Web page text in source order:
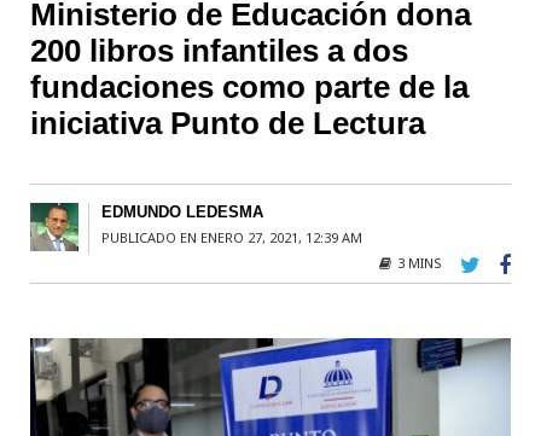
Ministerio de Educación dona
200 libros infantiles a dos
fundaciones como parte de la
iniciativa Punto de Lectura
EDMUNDO LEDESMA
PUBLICADO EN ENERO 27, 2021, 12:39 AM
3 MINS